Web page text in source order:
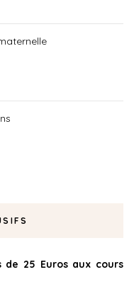
25 Euros aux cours